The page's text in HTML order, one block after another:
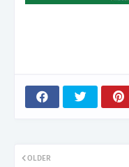
OLDER